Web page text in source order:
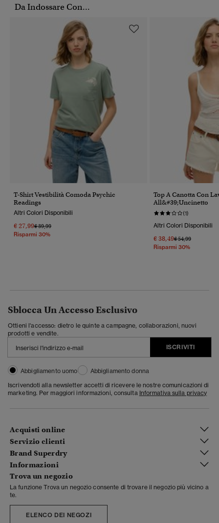
Da Indossare Con...
T-Shirt Vestibilità Comoda Psychic
Readings
Altri Colori Disponibili
€ 27,99Prezzo Ridotto Da
€ 39,99A
Risparmi 30%
Top A Canotta Con
All&#39;uncinetto
(1)
Altri Colori Disponibili
€ 38,49Prezzo Ridotto Da
€ 54,99A
Risparmi 30%
Sblocca Un Accesso Esclusivo
Ottieni l'accesso: dietro le quinte a campagne, collaborazioni, nuovi
prodotti e vendite.
ISCRIVITI
Abbigliamento uomo
Abbigliamento donna
Iscrivendoti alla newsletter accetti di ricevere le nostre comunicazioni di
marketing. Per maggiori informazioni, consulta Informativa sulla privacy
Acquisti online
Servizio clienti
Brand Superdry
Informazioni
Trova un negozio
La funzione Trova un negozio consente di trovare il negozio più vicino a
te.
ELENCO DEI NEGOZI